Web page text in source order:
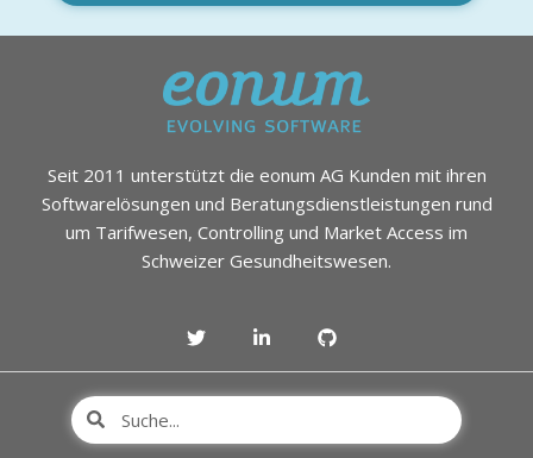
Seit 2011 unterstützt die eonum AG Kunden mit ihren
Softwarelösungen und Beratungsdienstleistungen rund
um Tarifwesen, Controlling und Market Access im
Schweizer Gesundheitswesen.